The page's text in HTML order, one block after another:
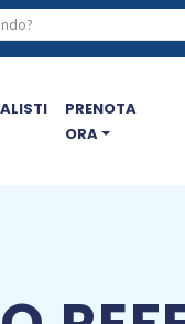
PRENOTA
ORA